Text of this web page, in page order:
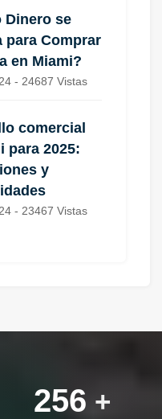
Dinero se
para Comprar
en Miami?
- 24687 Vistas
comercial
para 2025:
y
- 23467 Vistas
256 +